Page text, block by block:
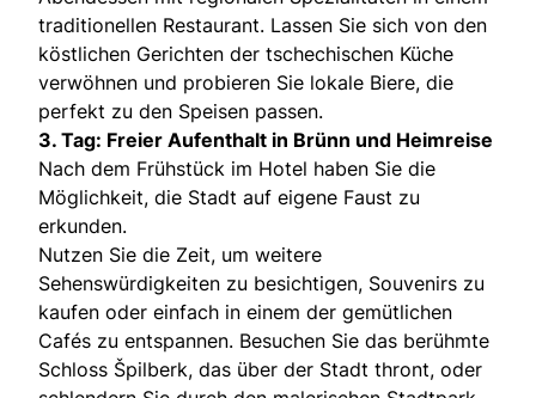
traditionellen Restaurant. Lassen Sie sich von den
köstlichen Gerichten der tschechischen Küche
verwöhnen und probieren Sie lokale Biere, die
perfekt zu den Speisen passen.
3. Tag: Freier Aufenthalt in Brünn und Heimreise
Nach dem Frühstück im Hotel haben Sie die
Möglichkeit, die Stadt auf eigene Faust zu
erkunden.
Nutzen Sie die Zeit, um weitere
Sehenswürdigkeiten zu besichtigen, Souvenirs zu
kaufen oder einfach in einem der gemütlichen
Cafés zu entspannen. Besuchen Sie das berühmte
Schloss Špilberk, das über der Stadt thront, oder